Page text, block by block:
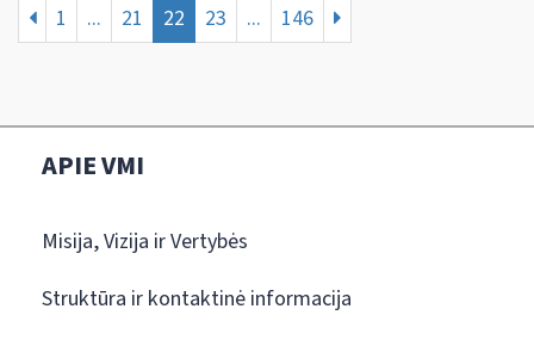
1 ... 21 22 23 ... 146
APIE VMI
Misija, Vizija ir Vertybės
Struktūra ir kontaktinė informacija